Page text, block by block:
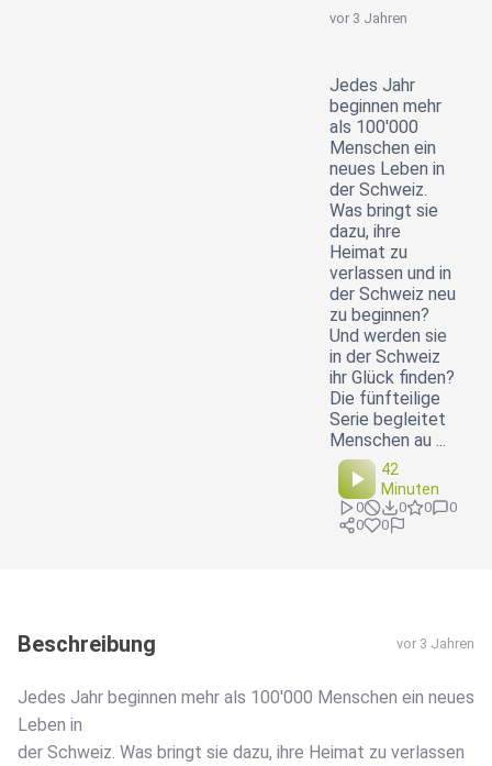
vor 3 Jahren
Jedes Jahr
beginnen mehr
als 100'000
Menschen ein
neues Leben in
der Schweiz.
Was bringt sie
dazu, ihre
Heimat zu
verlassen und in
der Schweiz neu
zu beginnen?
Und werden sie
in der Schweiz
ihr Glück finden?
Die fünfteilige
Serie begleitet
Menschen au ...
42
Minuten
0 0 0
0
0
0
Beschreibung vor 3 Jahren
Jedes Jahr beginnen mehr als 100'000 Menschen ein neues
Leben in
der Schweiz. Was bringt sie dazu, ihre Heimat zu verlassen